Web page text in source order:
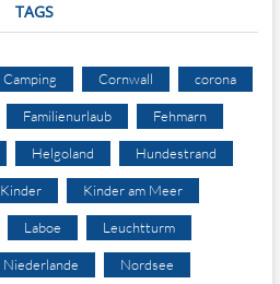
TAGS
Camping Cornwall corona
Familienurlaub Fehmarn
Helgoland Hundestrand
Kinder Kinder am Meer
Laboe Leuchtturm
Niederlande Nordsee